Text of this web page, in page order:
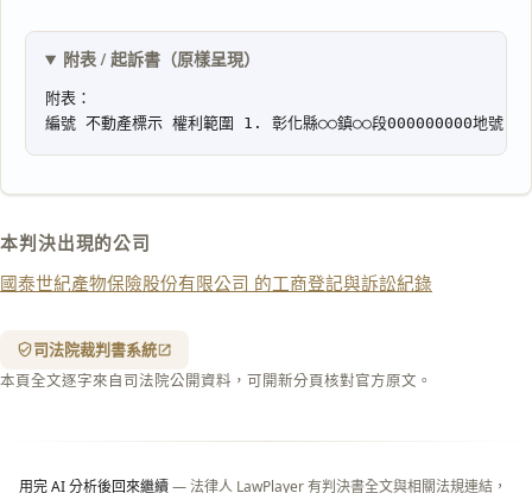
附表 / 起訴書（原樣呈現）
本判決出現的公司
國泰世紀產物保險股份有限公司 的工商登記與訴訟紀錄
司法院裁判書系統
本頁全文逐字來自司法院公開資料，可開新分頁核對官方原文。
用完 AI 分析後回來繼續— 法律人 LawPlayer 有判決書全文與相關法規連結，
複製給 AI
去換行複製